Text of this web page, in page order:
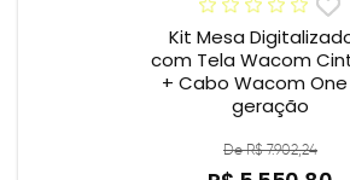
Kit Mesa
com Tela Wacom
+ Cabo Wacom One
geração
De R$ 7.902,24